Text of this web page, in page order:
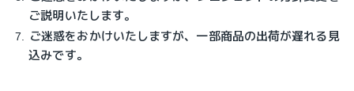
ご説明いたします。
ご迷惑をおかけいたしますが、一部商品の出荷が遅れる見
込みです。